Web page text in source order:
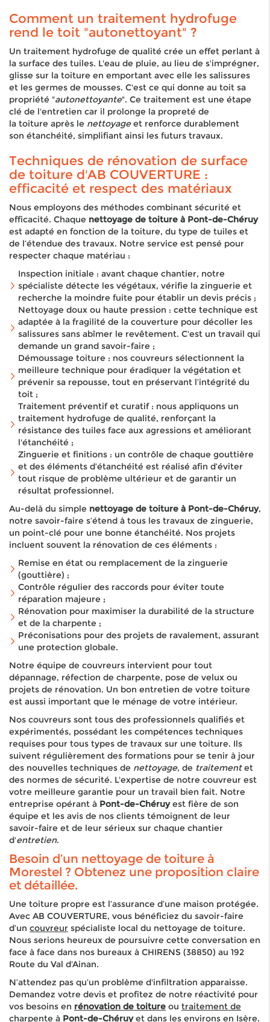
Comment un traitement hydrofuge
rend le toit "autonettoyant" ?
Un traitement hydrofuge de qualité crée un effet perlant à
la surface des tuiles. L'eau de pluie, au lieu de s'imprégner,
glisse sur la toiture en emportant avec elle les salissures
et les germes de mousses. C'est ce qui donne au toit sa
propriété "autonettoyante". Ce traitement est une étape
clé de l'entretien car il prolonge la propreté de
la toiture après le nettoyageet renforce durablement
son étanchéité, simplifiant ainsi les futurs travaux.
Techniques de rénovation de surface
de toiture d'AB COUVERTURE :
efficacité et respect des matériaux
Nous employons des méthodes combinant sécurité et
efficacité. Chaque nettoyage de toiture à Pont-de-Chéruy
est adapté en fonction de la toiture, du type de tuiles et
de l’étendue des travaux. Notre service est pensé pour
respecter chaque matériau :
Inspection initiale : avant chaque chantier, notre
spécialiste détecte les végétaux, vérifie la zinguerie et
recherche la moindre fuite pour établir un devis précis ;
Nettoyage doux ou haute pression : cette technique est
adaptée à la fragilité de la couverture pour décoller les
salissures sans abîmer le revêtement. C'est un travail qui
demande un grand savoir-faire ;
Démoussage toiture : nos couvreurs sélectionnent la
meilleure technique pour éradiquer la végétation et
prévenir sa repousse, tout en préservant l’intégrité du
toit ;
Traitement préventif et curatif : nous appliquons un
traitement hydrofuge de qualité, renforçant la
résistance des tuiles face aux agressions et améliorant
l'étanchéité ;
Zinguerie et finitions : un contrôle de chaque gouttière
et des éléments d’étanchéité est réalisé afin d’éviter
tout risque de problème ultérieur et de garantir un
résultat professionnel.
Au-delà du simple nettoyage de toiture à Pont-de-Chéruy,
notre savoir-faire s’étend à tous les travaux de zinguerie,
un point-clé pour une bonne étanchéité. Nos projets
incluent souvent la rénovation de ces éléments :
Remise en état ou remplacement de la zinguerie
(gouttière) ;
Contrôle régulier des raccords pour éviter toute
réparation majeure ;
Rénovation pour maximiser la durabilité de la structure
et de la charpente ;
Préconisations pour des projets de ravalement, assurant
une protection globale.
Notre équipe de couvreurs intervient pour tout
dépannage, réfection de charpente, pose de velux ou
projets de rénovation. Un bon entretien de votre toiture
est aussi important que le ménage de votre intérieur.
Nos couvreurs sont tous des professionnels qualifiés et
expérimentés, possédant les compétences techniques
requises pour tous types de travaux sur une toiture. Ils
suivent régulièrement des formations pour se tenir à jour
des nouvelles techniques de nettoyage, de traitementet
des normes de sécurité. L'expertise de notre couvreur est
votre meilleure garantie pour un travail bien fait. Notre
entreprise opérant à Pont-de-Chéruyest fière de son
équipe et les avis de nos clients témoignent de leur
savoir-faire et de leur sérieux sur chaque chantier
d'entretien.
Besoin d’un nettoyage de toiture à
Morestel ? Obtenez une proposition claire
et détaillée.
Une toiture propre est l’assurance d’une maison protégée.
Avec AB COUVERTURE, vous bénéficiez du savoir-faire
d’un couvreur spécialiste local du nettoyage de toiture.
Nous serions heureux de poursuivre cette conversation en
face à face dans nos bureaux à CHIRENS (38850) au 192
Route du Val d'Ainan.
N’attendez pas qu’un problème d'infiltration apparaisse.
Demandez votre devis et profitez de notre réactivité pour
vos besoins en rénovation de toiture ou traitement de
charpente à Pont-de-Chéruyet dans les environs en Isère.